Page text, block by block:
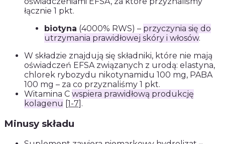
łącznie 1 pkt.
biotyna (4000% RWS) – przyczynia się do
utrzymania prawidłowej skóry i włosów.
W składzie znajdują się składniki, które nie mają
oświadczeń EFSA związanych z urodą: elastyna,
chlorek rybozydu nikotynamidu 100 mg, PABA
100 mg – za co przyznaliśmy 1 pkt.
Witamina C wspiera prawidłową produkcję
kolagenu [1-7] .
Minusy składu